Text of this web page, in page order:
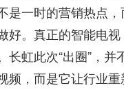
是一时的营销热点
好。真正的智能电
长虹此次“出圈”，并
频，而是它让行业